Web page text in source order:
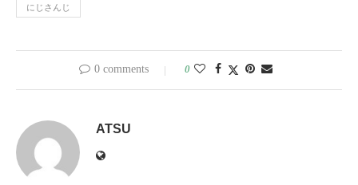
にじさんじ
0 comments 0
ATSU